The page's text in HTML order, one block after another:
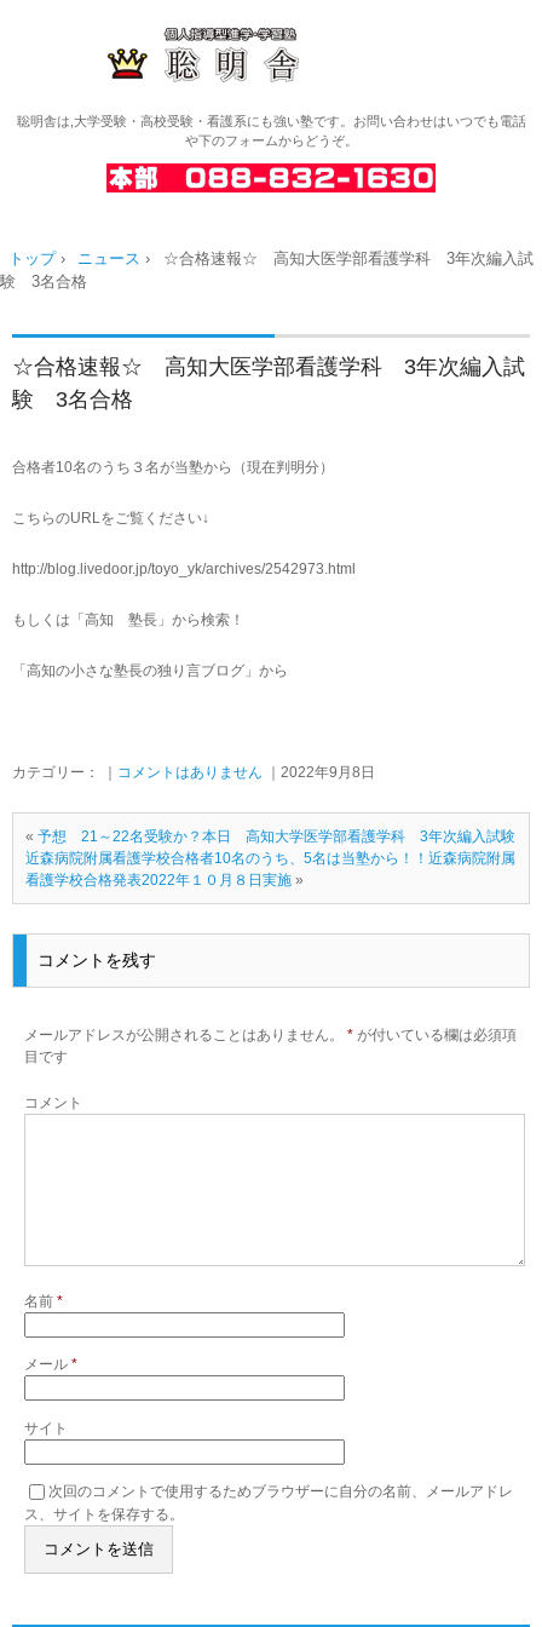
聡明舎は,大学受験・高校受験・看護系にも強い塾です。お問い合わせはいつでも電話
や下のフォームからどうぞ。
トップ› ニュース ›
☆合格速報☆ 高知大医学部看護学科 3年次編入試
験 3名合格
☆合格速報☆ 高知大医学部看護学科 3年次編入試
験 3名合格
合格者10名のうち３名が当塾から（現在判明分）
こちらのURLをご覧ください↓
http://blog.livedoor.jp/toyo_yk/archives/2542973.html
もしくは「高知 塾長」から検索！
「高知の小さな塾長の独り言ブログ」から
カテゴリー： ｜ コメントはありません ｜2022年9月8日
« 予想 21～22名受験か？本日 高知大学医学部看護学科 3年次編入試験
近森病院附属看護学校合格者10名のうち、5名は当塾から！！近森病院附属
看護学校合格発表2022年１０月８日実施 »
コメントを残す
メールアドレスが公開されることはありません。 * が付いている欄は必須項
目です
コメント
名前 *
メール *
サイト
次回のコメントで使用するためブラウザーに自分の名前、メールアドレ
ス、サイトを保存する。